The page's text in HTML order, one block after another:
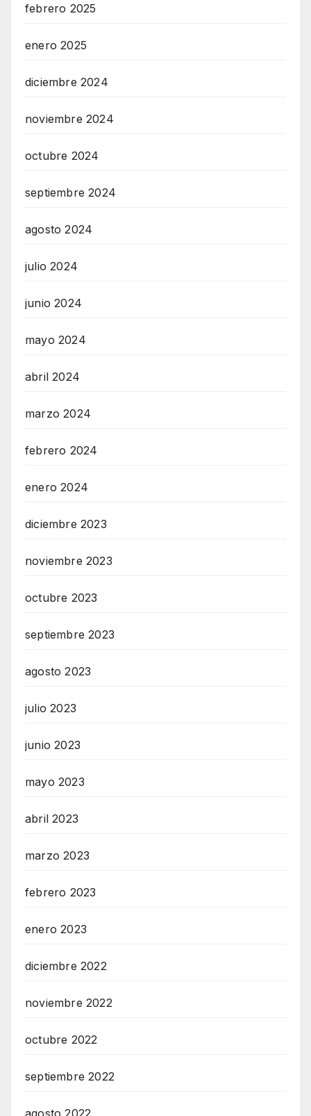
febrero 2025
enero 2025
diciembre 2024
noviembre 2024
octubre 2024
septiembre 2024
agosto 2024
julio 2024
junio 2024
mayo 2024
abril 2024
marzo 2024
febrero 2024
enero 2024
diciembre 2023
noviembre 2023
octubre 2023
septiembre 2023
agosto 2023
julio 2023
junio 2023
mayo 2023
abril 2023
marzo 2023
febrero 2023
enero 2023
diciembre 2022
noviembre 2022
octubre 2022
septiembre 2022
agosto 2022